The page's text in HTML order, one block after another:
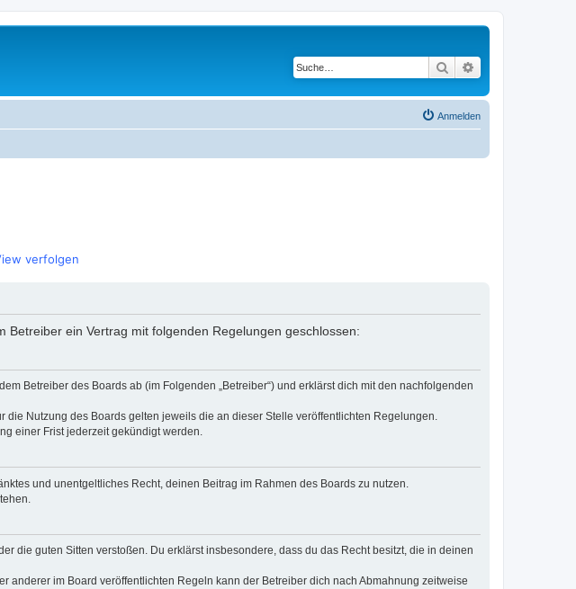
Suche
Anmelden
verfolgen
Betreiber ein Vertrag mit folgenden Regelungen geschlossen:
Betreiber des Boards ab (im Folgenden „Betreiber“) und erklärst dich mit den nachfolgenden
Nutzung des Boards gelten jeweils die an dieser Stelle veröffentlichten Regelungen.
einer Frist jederzeit gekündigt werden.
und unentgeltliches Recht, deinen Beitrag im Rahmen des Boards zu nutzen.
die guten Sitten verstoßen. Du erklärst insbesondere, dass du das Recht besitzt, die in deinen
im Board veröffentlichten Regeln kann der Betreiber dich nach Abmahnung zeitweise